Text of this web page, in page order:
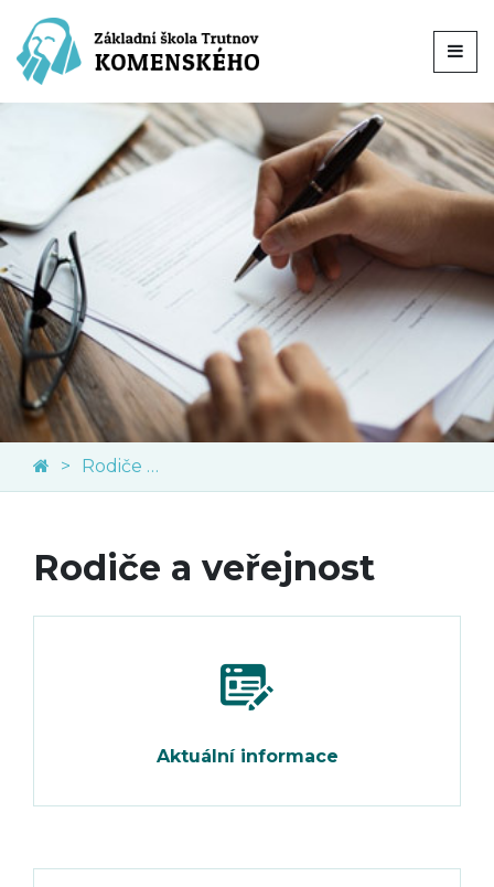
Rodiče a veřejnost
Rodiče a veřejnost
Aktuální informace